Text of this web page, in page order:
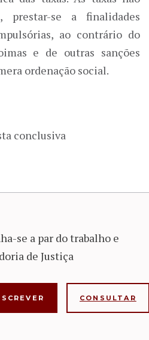
prestar-se a finalidades
ao contrário do
e de outras sanções
ordenação social.
conclusiva
se a par do trabalho e
de Justiça
CONSULTAR